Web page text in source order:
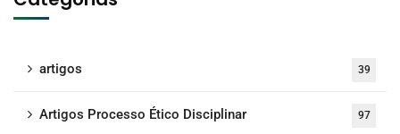
artigos 39
Artigos Processo Ético Disciplinar 97